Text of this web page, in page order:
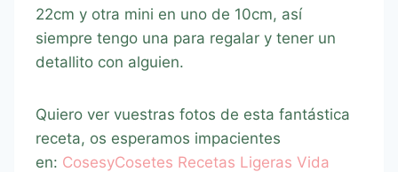
22cm y otra mini en uno de 10cm, así
siempre tengo una para regalar y tener un
detallito con alguien.
Quiero ver vuestras fotos de esta fantástica
receta, os esperamos impacientes
en: CosesyCosetes Recetas Ligeras Vida